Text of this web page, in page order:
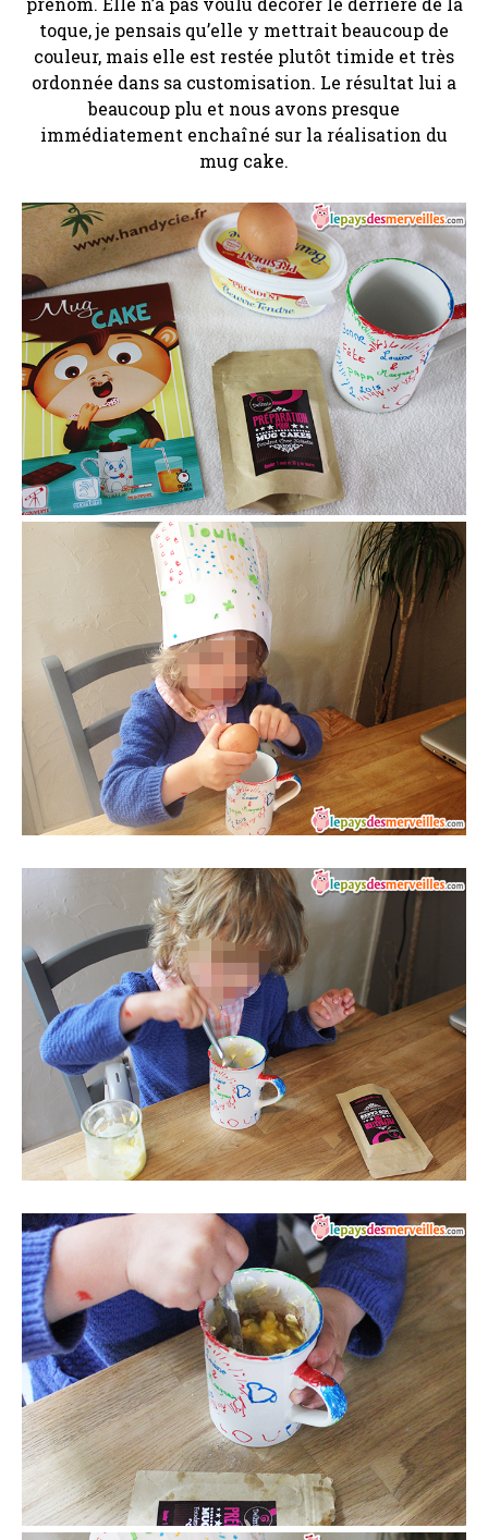
toque, je pensais qu’elle y mettrait beaucoup de
couleur, mais elle est restée plutôt timide et très
ordonnée dans sa customisation. Le résultat lui a
beaucoup plu et nous avons presque
immédiatement enchaîné sur la réalisation du
mug cake.